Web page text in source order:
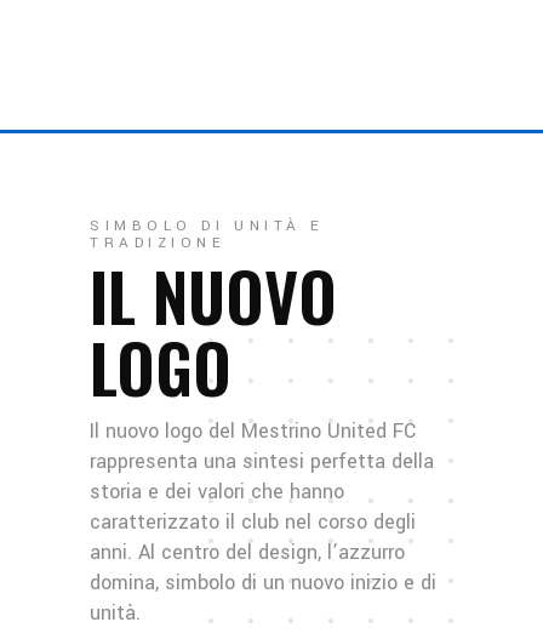
SIMBOLO DI UNITÀ E
TRADIZIONE
IL NUOVO
LOGO
Il nuovo logo del Mestrino United FC
rappresenta una sintesi perfetta della
storia e dei valori che hanno
caratterizzato il club nel corso degli
anni. Al centro del design, l’azzurro
domina, simbolo di un nuovo inizio e di
unità.